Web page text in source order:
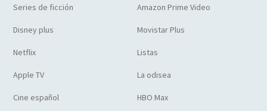
Series de ficción Amazon Prime Video
Disney plus Movistar Plus
Netflix Listas
Apple TV La odisea
Cine español HBO Max